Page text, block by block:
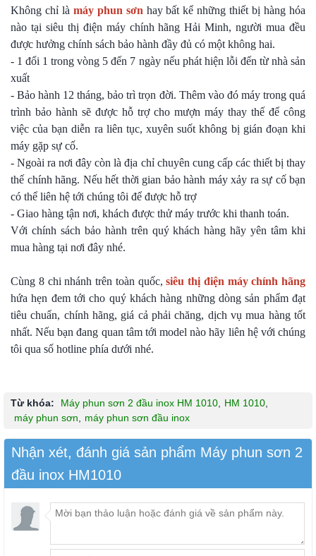
Không chỉ là máy phun sơn hay bất kể những thiết bị hàng hóa
nào tại siêu thị điện máy chính hãng Hải Minh, người mua đều
được hưởng chính sách bảo hành đầy đủ có một không hai.
- 1 đổi 1 trong vòng 5 đến 7 ngày nếu phát hiện lỗi đến từ nhà sản
xuất
- Bảo hành 12 tháng, bảo trì trọn đời. Thêm vào đó máy trong quá
trình bảo hành sẽ được hỗ trợ cho mượn máy thay thế để công
việc của bạn diễn ra liên tục, xuyên suốt không bị gián đoạn khi
máy gặp sự cố.
- Ngoài ra nơi đây còn là địa chỉ chuyên cung cấp các thiết bị thay
thế chính hãng. Nếu hết thời gian bảo hành máy xảy ra sự cố bạn
có thể liên hệ tới chúng tôi để được hỗ trợ
- Giao hàng tận nơi, khách được thử máy trước khi thanh toán.
Với chính sách bảo hành trên quý khách hàng hãy yên tâm khi
mua hàng tại nơi đây nhé.
Cùng 8 chi nhánh trên toàn quốc,siêu thị điện máy chính hãng
hứa hẹn đem tới cho quý khách hàng những dòng sản phẩm đạt
tiêu chuẩn, chính hãng, giá cả phải chăng, dịch vụ mua hàng tốt
nhất. Nếu bạn đang quan tâm tới model nào hãy liên hệ với chúng
tôi qua số hotline phía dưới nhé.
Từ khóa: Máy phun sơn 2 đầu inox HM 1010 HM 1010
máy phun sơn
máy phun sơn đầu inox
Nhận xét, đánh giá sản phẩm Máy phun sơn 2
đầu inox HM1010